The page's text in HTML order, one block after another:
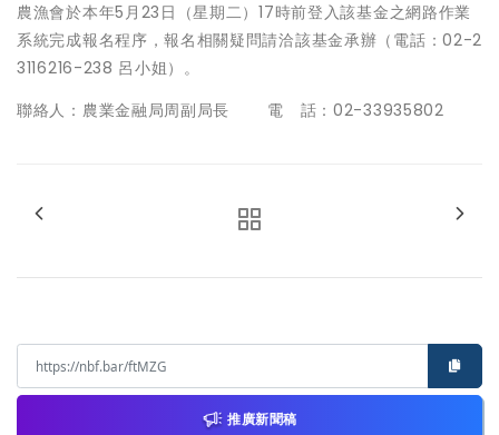
農漁會於本年5月23日（星期二）17時前登入該基金之網路作業
系統完成報名程序，報名相關疑問請洽該基金承辦（電話：02-2
3116216-238 呂小姐）。
聯絡人：農業金融局周副局長 電 話：02-33935802
推廣新聞稿